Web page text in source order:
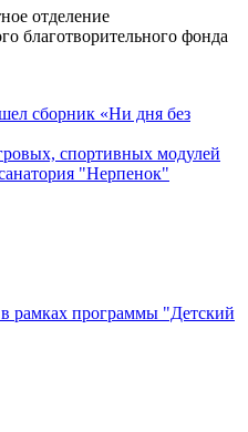
отделение
благотворительного фонда
сборник «Ни дня без
спортивных модулей
"Нерпенок"
рамках программы "Детский